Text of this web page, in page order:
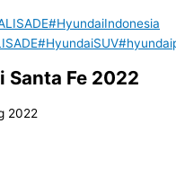
#HyundaiIndonesia
#HyundaiSUV
Santa Fe 2022